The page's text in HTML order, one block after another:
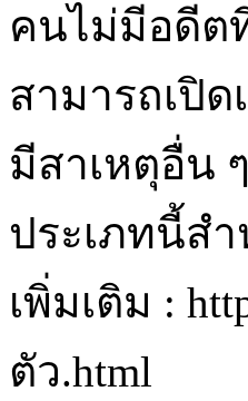
คนไม่มีอดีต
สามารถเปิ
มีสาเหตุอื่น
ประเภทนี้ส
เพิ่มเติม :
ตัว.html